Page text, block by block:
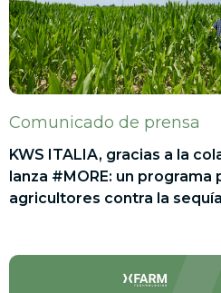
Comunicado de prensa
KWS ITALIA, gracias a la
lanza #MORE: un
agricultores contra la